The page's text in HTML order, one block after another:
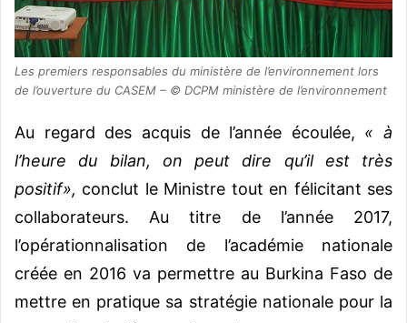
Les premiers responsables du ministère de l’environnement lors
de l’ouverture du CASEM – © DCPM ministère de l’environnement
Au regard des acquis de l’année écoulée, « à
l’heure du bilan, on peut dire qu’il est très
positif», conclut le Ministre tout en félicitant ses
collaborateurs. Au titre de l’année 2017,
l’opérationnalisation de l’académie nationale
créée en 2016 va permettre au Burkina Faso de
mettre en pratique sa stratégie nationale pour la